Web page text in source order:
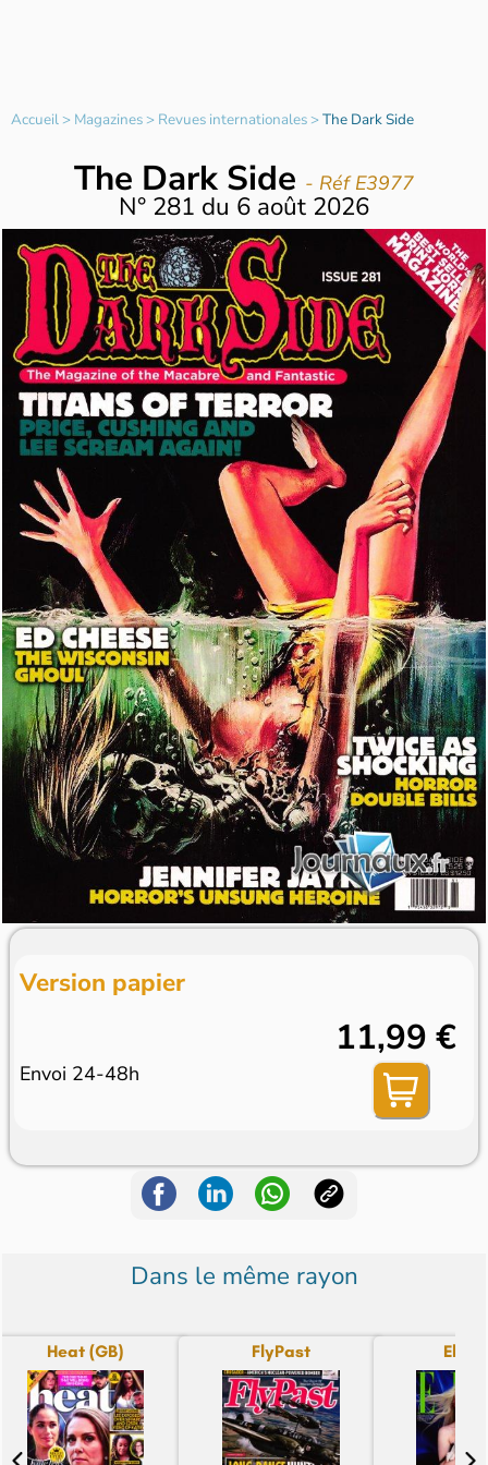
Accueil> Magazines> Revues internationales>The Dark Side
The Dark Side - Réf E3977
N° 281 du 6 août 2026
Version papier
Envoi 24-48h
11,99 €
Dans le même rayon
Heat (GB) FlyPast Elle